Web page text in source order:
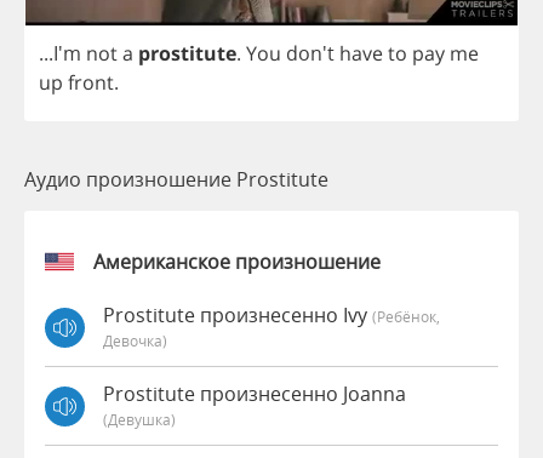
...I'm nota prostitute. You don't haveto pay me
up front.
Аудио произношение Prostitute
Американское произношение
Prostitute произнесенно Ivy (Ребёнок,
Девочка)
Prostitute произнесенно Joanna
(девушка)